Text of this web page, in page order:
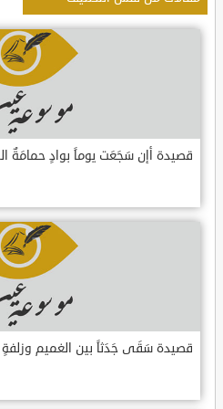
قصيدة أإن سَجَعَت يوماً بوادٍ حمامَةٌ
قصيدة سَقَى جَدَثاً بين الغميم وزلفةٍ